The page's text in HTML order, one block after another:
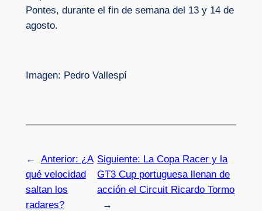
Pontes, durante el fin de semana del 13 y 14 de
agosto.
Imagen: Pedro Vallespí
← Anterior: ¿A
qué velocidad
saltan los
radares?
Siguiente: La Copa Racer y la
GT3 Cup portuguesa llenan de
acción el Circuit Ricardo Tormo
→